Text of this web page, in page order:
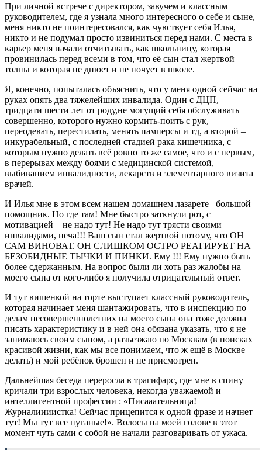
При личной встрече с директором, завучем и классным
руководителем, где я узнала много интересного о себе и сыне,
меня никто не поинтересовался, как чувствует себя Илья,
никто и не подумал просто извиниться перед нами. С места в
карьер меня начали отчитывать, как школьницу, которая
провинилась перед всеми в том, что её сын стал жертвой
толпы и которая не днюет и не ночует в школе.
Я, конечно, попыталась объяснить, что у меня одной сейчас на
руках опять два тяжелейших инвалида. Один с ДЦП,
тридцати шести лет от роду,не могущий себя обслуживать
совершенно, которого нужно кормить-поить с рук,
переодевать, перестилать, менять памперсы и тд, а второй –
инкурабельный, с последней стадией рака кишечника, с
которым нужно делать всё ровно то же самое, что и с первым,
в перерывах между боями с медицинской системой,
выбиванием инвалидности, лекарств и элементарного визита
врачей.
И Илья мне в этом всем нашем домашнем лазарете –большой
помощник. Но где там! Мне быстро заткнули рот, с
мотивацией – не надо тут! Не надо тут трясти своими
инвалидами, неча!!! Ваш сын стал жертвой потому, что ОН
САМ ВИНОВАТ. ОН СЛИШКОМ ОСТРО РЕАГИРУЕТ НА
БЕЗОБИДНЫЕ ТЫЧКИ И ПИНКИ. Ему !!! Ему нужно быть
более сдержанным. На вопрос были ли хоть раз жалобы на
моего сына от кого-либо я получила отрицательный ответ.
И тут вишенкой на торте выступает классный руководитель,
которая начинает меня шантажировать, что в инспекцию по
делам несовершеннолетних на моего сына она тоже должна
писать характеристику и в ней она обязана указать, что я не
занимаюсь своим сыном, а разъезжаю по Москвам (в поисках
красивой жизни, как мы все понимаем, что ж ещё в Москве
делать) и мой ребёнок брошен и не присмотрен.
Дальнейшая беседа переросла в трагифарс, где мне в спину
кричали три взрослых человека, некогда уважаемой и
интеллигентной профессии : «Писааательница!
Журналиииистка! Сейчас прицепится к одной фразе и начнет
тут! Мы тут все пуганые!». Волосы на моей голове в этот
момент чуть сами с собой не начали разговаривать от ужаса.